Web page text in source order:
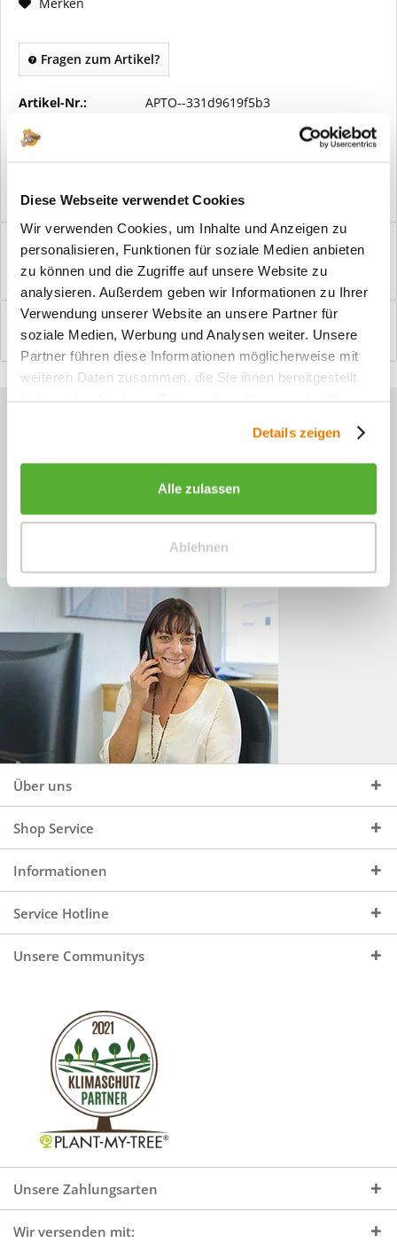
Diese Webseite verwendet Cookies
Wir verwenden Cookies, um Inhalte und Anzeigen zu
personalisieren, Funktionen für soziale Medien anbieten
zu können und die Zugriffe auf unsere Website zu
analysieren. Außerdem geben wir Informationen zu Ihrer
Verwendung unserer Website an unsere Partner für
soziale Medien, Werbung und Analysen weiter. Unsere
Partner führen diese Informationen möglicherweise mit
weiteren Daten zusammen, die Sie ihnen bereitgestellt
Details zeigen
Alle zulassen
Ablehnen
Fragen zum Artikel?
Artikel-Nr.: APTO--331d9619f5b3
Vorteile
Windfangelemente online am Bildschirm konfigurieren und
einbaufertig bestellen. In wenigen...
Bewertungen
0
Bewertungen lesen, schreiben und diskutieren...mehr
Sie haben Fragen zu unseren
+49 (0)4244 965 34 04
Mo - Do, 09:00 - 16:00 Uhr
und Fr, 09:00 - 13:00 Uhr
Über uns
Shop Service
Informationen
Service Hotline
Unsere Communitys
Unsere Zahlungsarten
Wir versenden mit: